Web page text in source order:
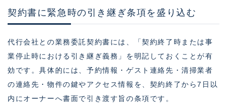
契約書に緊急時の引き継ぎ条項を盛り込む
代行会社との業務委託契約書には、「契約終了時または事
業停止時における引き継ぎ義務」を明記しておくことが有
効です。具体的には、予約情報・ゲスト連絡先・清掃業者
の連絡先・物件の鍵やアクセス情報を、契約終了から7日以
内にオーナーへ書面で引き渡す旨の条項です。